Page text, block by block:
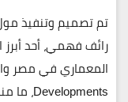
تم تصميم وتنفيذ
رائف فهمي، أحد
المعماري في مصر
Developments، ما